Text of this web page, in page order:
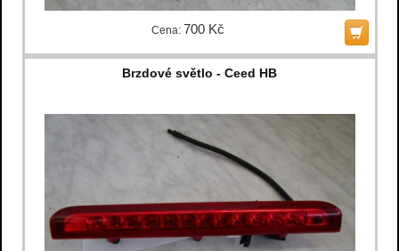
Cena: 700 Kč
Brzdové světlo - Ceed HB